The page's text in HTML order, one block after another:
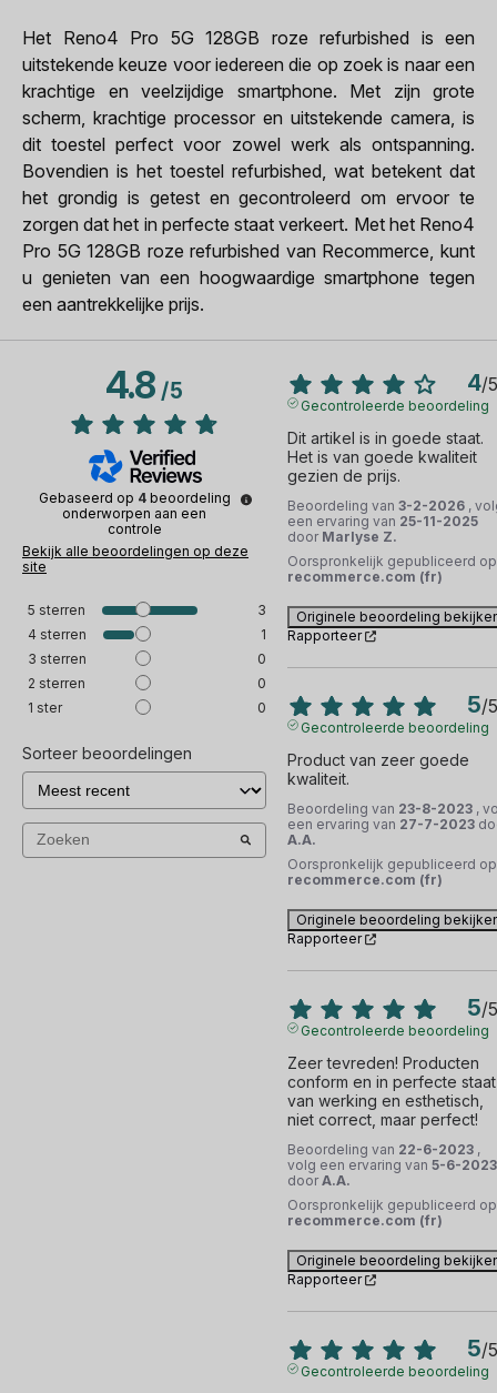
Het Reno4 Pro 5G 128GB roze refurbished is een
uitstekende keuze voor iedereen die op zoek is naar een
krachtige en veelzijdige smartphone. Met zijn grote
scherm, krachtige processor en uitstekende camera, is
dit toestel perfect voor zowel werk als ontspanning.
Bovendien is het toestel refurbished, wat betekent dat
het grondig is getest en gecontroleerd om ervoor te
zorgen dat het in perfecte staat verkeert. Met het Reno4
Pro 5G 128GB roze refurbished van Recommerce, kunt
u genieten van een hoogwaardige smartphone tegen
een aantrekkelijke prijs.
4.8/5
Gebaseerd op 4 beoordeling
onderworpen aan een
controle
Bekijk alle beoordelingen op deze
site
5 sterren
3
4 sterren
1
3 sterren
0
2 sterren
0
1 ster 0
Sorteer beoordelingen
4/5
Gecontroleerde beoordeling
Dit artikel is in goede staat.
Het is van goede kwaliteit
gezien de prijs.
Beoordeling van 3-2-2026 ,
een ervaring van 25-11-2025
door Marlyse Z.
Oorspronkelijk gepubliceerd op
recommerce.com (fr)
Originele beoordeling
Rapporteer
5/5
Gecontroleerde beoordeling
Product van zeer goede
kwaliteit.
Beoordeling van 23-8-2023 ,
een ervaring van 27-7-2023
A.A.
Oorspronkelijk gepubliceerd op
recommerce.com (fr)
Originele beoordeling
Rapporteer
5/5
Gecontroleerde beoordeling
Zeer tevreden! Producten
conform en in perfecte staat
van werking en esthetisch,
niet correct, maar perfect!
Beoordeling van 22-6-2023 ,
volg een ervaring van 5-6-2023
door A.A.
Oorspronkelijk gepubliceerd op
recommerce.com (fr)
Originele beoordeling
Rapporteer
5/5
Gecontroleerde beoordeling